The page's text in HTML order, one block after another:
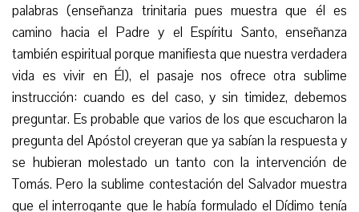
palabras (enseñanza trinitaria pues muestra que él es
camino hacia el Padre y el Espíritu Santo, enseñanza
también espiritual porque manifiesta que nuestra verdadera
vida es vivir en Él), el pasaje nos ofrece otra sublime
instrucción: cuando es del caso, y sin timidez, debemos
preguntar. Es probable que varios de los que escucharon la
pregunta del Apóstol creyeran que ya sabían la respuesta y
se hubieran molestado un tanto con la intervención de
Tomás. Pero la sublime contestación del Salvador muestra
que el interrogante que le había formulado el Dídimo tenía